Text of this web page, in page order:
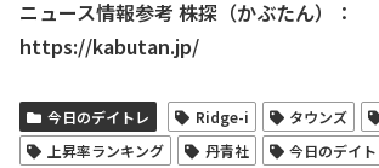
ニュース情報参考 株探（かぶたん）：
https://kabutan.jp/
今日のデイトレ Ridge-i タウンズ
上昇率ランキング
丹青社
今日のデイト